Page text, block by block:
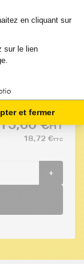
Référence :
FTHC9369EE
€HT
18,72 €TTC
+